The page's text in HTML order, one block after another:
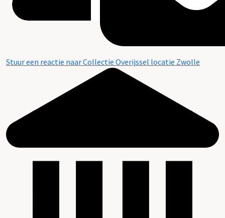
Stuur een reactie naar Collectie Overijssel locatie Zwolle